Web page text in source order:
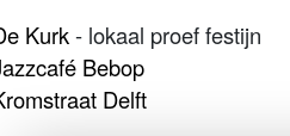
Kurk- lokaal proef festijn
Bebop
Delft